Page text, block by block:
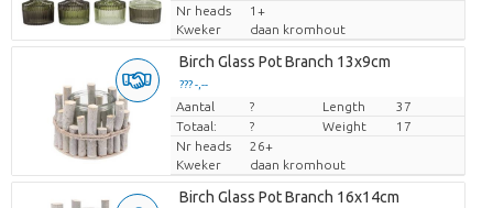
Nr heads
1+
Kweker
daan kromhout
Birch Glass Pot Branch 13x9cm
??? -,--
Prijs per stuk
Aantal ? Length
37
Totaal:
? Weight
17
Nr heads
26+
Kweker
daan kromhout
Birch Glass Pot Branch 16x14cm